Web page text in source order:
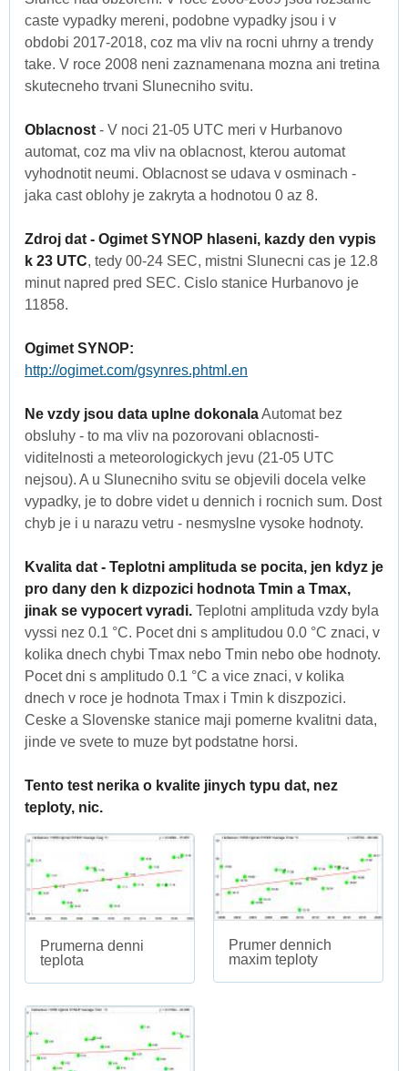
caste vypadky mereni, podobne vypadky jsou i v
obdobi 2017-2018, coz ma vliv na rocni uhrny a trendy
take. V roce 2008 neni zaznamenana mozna ani tretina
skutecneho trvani Slunecniho svitu.
Oblacnost - V noci 21-05 UTC meri v Hurbanovo
automat, coz ma vliv na oblacnost, kterou automat
vyhodnotit neumi. Oblacnost se udava v osminach -
jaka cast oblohy je zakryta a hodnotou 0 az 8.
Zdroj dat - Ogimet SYNOP hlaseni, kazdy den vypis
k 23 UTC, tedy 00-24 SEC, mistni Slunecni cas je 12.8
minut napred pred SEC. Cislo stanice Hurbanovo je
11858.
Ogimet SYNOP:
http://ogimet.com/gsynres.phtml.en
Ne vzdy jsou data uplne dokonalaAutomat bez
obsluhy - to ma vliv na pozorovani oblacnosti-
viditelnosti a meteorologickych jevu (21-05 UTC
nejsou). A u Slunecniho svitu se objevili docela velke
vypadky, je to dobre videt u dennich i rocnich sum. Dost
chyb je i u narazu vetru - nesmyslne vysoke hodnoty.
Kvalita dat - Teplotni amplituda se pocita, jen kdyz je
pro dany den k dizpozici hodnota Tmin a Tmax,
jinak se vypocert vyradi. Teplotni amplituda vzdy byla
vyssi nez 0.1 °C. Pocet dni s amplitudou 0.0 °C znaci, v
kolika dnech chybi Tmax nebo Tmin nebo obe hodnoty.
Pocet dni s amplitudo 0.1 °C a vice znaci, v kolika
dnech v roce je hodnota Tmax i Tmin k diszpozici.
Ceske a Slovenske stanice maji pomerne kvalitni data,
jinde ve svete to muze byt podstatne horsi.
Tento test nerika o kvalite jinych typu dat, nez
teploty, nic.
Prumerna denni
teplota
Prumer dennich
maxim teploty